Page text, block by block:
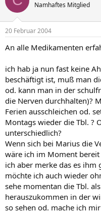
Namhaftes Mitglied
20 Februar 2004
An alle Medikamenten
ich hab ja nun fast keine
beschäftigt ist, muß man
od. kann man in der
die Nerven durchhalten)?
Ferien ausschleichen od.
Montags wieder die Tbl. ?
unterschiedlich?
Wenn sich bei Marius die
wäre ich im Moment bereit
ich aber merke das es
möchte ich auch wieder
sehe momentan die Tbl.
herauszukommen in der
so sehen od. mache ich